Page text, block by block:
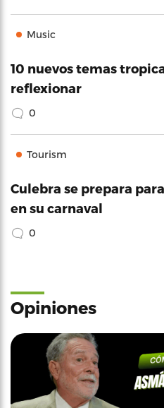
Music
10 nuevos temas
reflexionar
0
Tourism
Culebra se prepara
en su carnaval
0
Opiniones